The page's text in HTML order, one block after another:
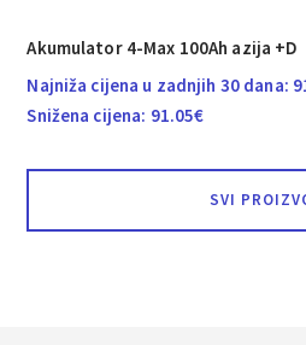
Akumulator 4-Max 100Ah azija +D
Najniža cijena u zadnjih 30 dana:
Snižena cijena: 91.05€
SVI